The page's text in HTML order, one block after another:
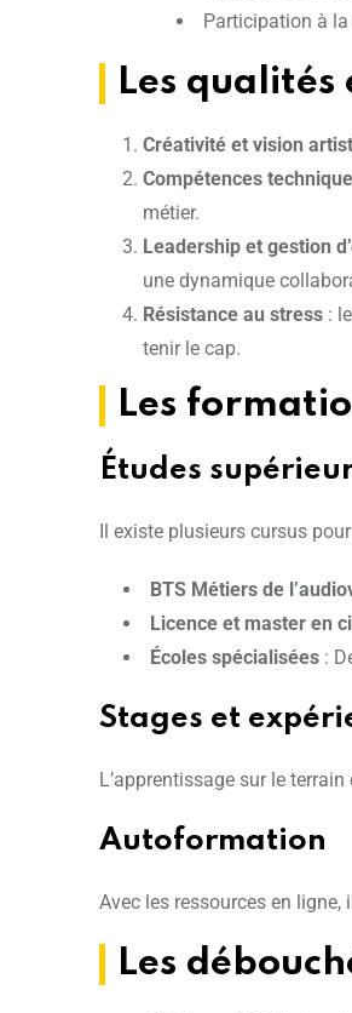
Participation à
Les qualités
Créativité et vision
Compétences
métier.
Leadership et gestion
une dynamique
Résistance au stress :
tenir le cap.
Les
Études
Il existe plusieurs cursus
BTS Métiers de
Licence et master en
Écoles spécialisées :
Stages et
L’apprentissage sur le
Autoformation
Avec les ressources en
Les